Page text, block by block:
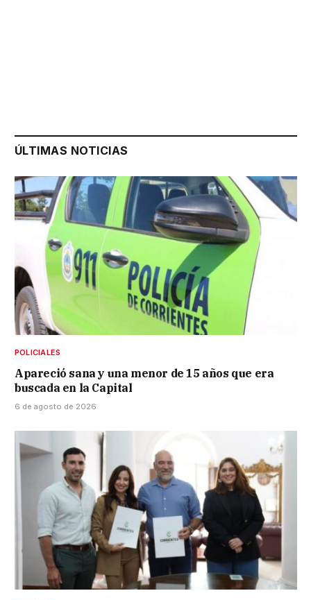
ÚLTIMAS NOTICIAS
POLICIALES
Apareció sana y una menor de 15 años que era
buscada en la Capital
6 de agosto de 2026